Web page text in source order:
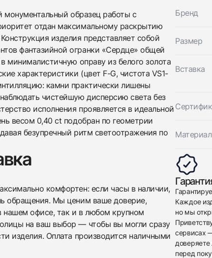
монументальный образец работы с
отдан максимальному раскрытию
изделия представляет собой
фантазийной огранки «Сердце» общей
минималистичную оправу из белого золота
характеристики (цвет F-G, чистота VS1-
камни практически лишены
чистейшую дисперсию света без
исполнения проявляется в идеальной
весом 0,40 ct подобран по геометрии
безупречный ритм светоотражения по
Бренд
Размер
Вставка
Материал
комфортен: если часы в наличии,
обращения. Мы ценим ваше доверие,
нашем офисе, так и в любом крупном
на ваш выбор — чтобы вы могли сразу
изделия. Оплата производится наличными
Каждое
но мы
сервисах
доверяете
перед
Купить эти часы
Оставьте ваши контактные данные и
вами
Studio jewelry
Браслет с бриллиантами
(Heart Shape)
НовыеКоробка + Документы
$39,150
Отправить заявку
Оставьте ваши контактные данные и
вами
Studio jewelry
Браслет с бриллиантами
(Heart Shape)
Новые Коробка + Документы
$39,150
Приложите фото ваших
Отправить заявку